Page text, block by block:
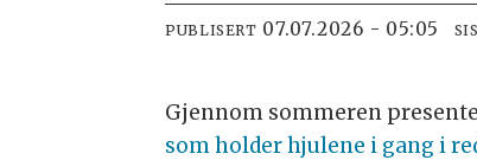
PUBLISERT 07.07.2026 - 05:05
Gjennom sommeren
som holder hjulene i gang i